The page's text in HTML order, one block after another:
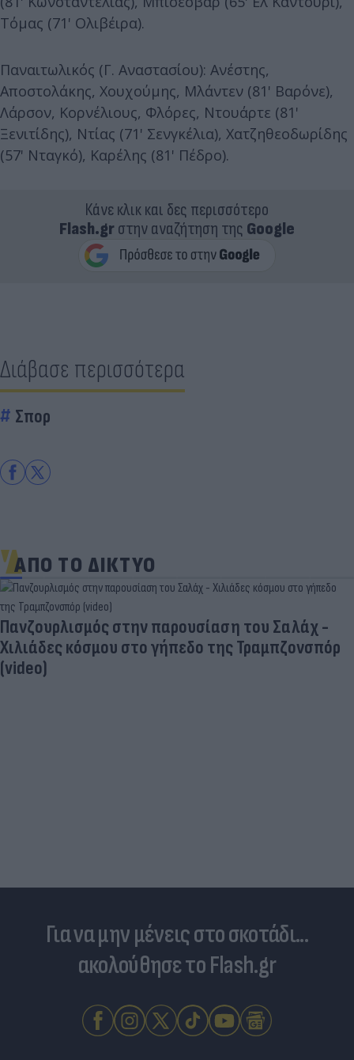
Τόμας (71' Ολιβέιρα).
Παναιτωλικός (Γ. Αναστασίου): Ανέστης,
Αποστολάκης, Χουχούμης, Μλάντεν (81' Βαρόνε),
Λάρσον, Κορνέλιους, Φλόρες, Ντουάρτε (81'
Ξενιτίδης), Ντίας (71' Σενγκέλια), Χατζηθεοδωρίδης
(57' Νταγκό), Καρέλης (81' Πέδρο).
Κάνε κλικ και δες περισσότερο
Flash.grστην αναζήτηση της Google
Διάβασε περισσότερα
Σπορ
ΑΠΟ ΤΟ ΔΙΚΤΥΟ
Πανζουρλισμός στην παρουσίαση του Σαλάχ -
Χιλιάδες κόσμου στο γήπεδο της Τραμπζονσπόρ
(video)
Για να μην μένεις στο σκοτάδι...
ακολούθησε το Flash.gr